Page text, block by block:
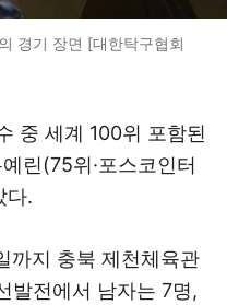
경기 장면 [대한탁구협회
중 세계 100위 포함된
린(75위·포스코인터
다.
까지 충북 제천체육관
발전에서 남자는 7명,